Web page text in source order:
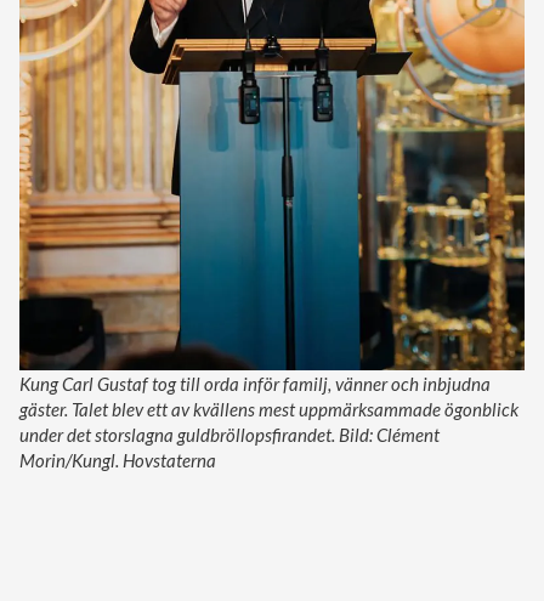
Kung Carl Gustaf tog till orda inför familj, vänner och inbjudna
gäster. Talet blev ett av kvällens mest uppmärksammade ögonblick
under det storslagna guldbröllopsfirandet. Bild: Clément
Morin/Kungl. Hovstaterna